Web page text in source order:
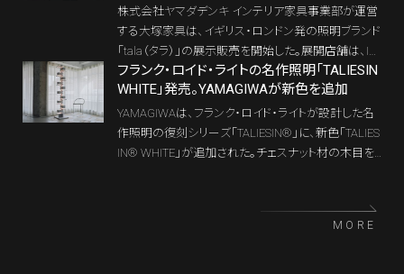
年培ってきたオリジナル照明の思想にもつながってい
る。
株式会社ヤマダデンキ インテリア家具事業部が運営
する大塚家具は、イギリス・ロンドン発の照明ブランド
「tala（タラ）」の展示販売を開始した。展開店舗は、ID
C OTSUKA 有明ショールームおよび大阪南港ショー
ルーム内の大型照明専門フロア「Lightarium（ライタ
リウム）」。サステナビリティと美しいデザインを両立す
る同ブランドの照明が、日本の住空間に新たな選択
肢をもたらす。
フランク・ロイド・ライトの名作照明「TALIESIN
WHITE」発売。YAMAGIWAが新色を追加
YAMAGIWAは、フランク・ロイド・ライトが設計した名
作照明の復刻シリーズ「TALIESIN®」に、新色「TALIES
IN® WHITE」が追加された。チェスナット材の木目を
MORE